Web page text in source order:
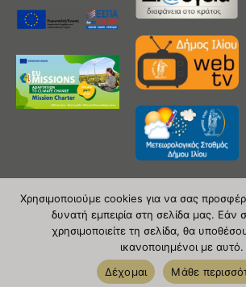
Copyright 2020 © Δήμος Ιλίου
| powered by Evolutionprojects
Χρησιμοποιούμε cookies για να σας
δυνατή εμπειρία στη σελίδα μας. Εάν
χρησιμοποιείτε τη σελίδα, θα
ικανοποιημένοι με αυτό.
Δέχομαι
Μάθε